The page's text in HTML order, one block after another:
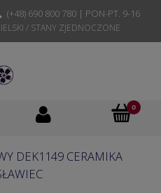
(+48) 690 800 780 | PON-PT. 9-16
DEK1149 CERAMIKA